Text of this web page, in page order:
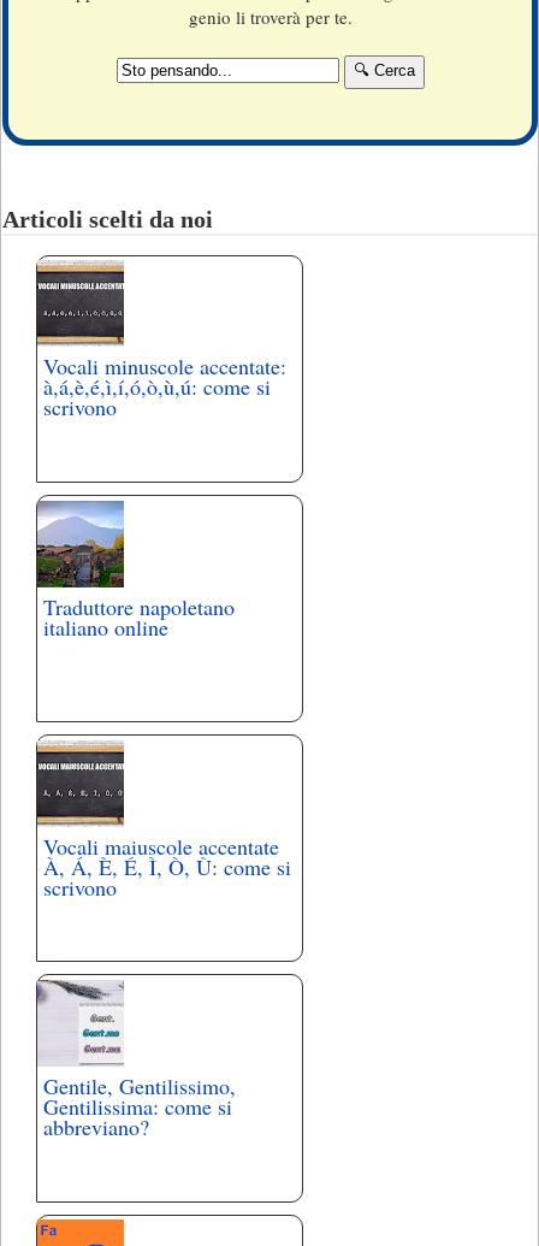
genio li troverà per te.
Articoli scelti da noi
Vocali minuscole accentate:
à,á,è,é,ì,í,ó,ò,ù,ú: come si
scrivono
Traduttore napoletano
italiano online
Vocali maiuscole accentate
À, Á, È, É, Ì, Ò, Ù: come si
scrivono
Gentile, Gentilissimo,
Gentilissima: come si
abbreviano?